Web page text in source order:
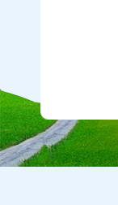
Copyright ©